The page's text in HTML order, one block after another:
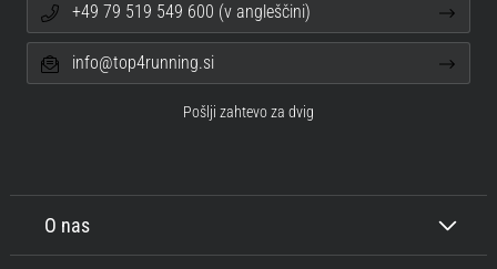
O nas
+49 79 519 549 600 (v angleščini)
info@top4running.si
Pošlji zahtevo za dvig